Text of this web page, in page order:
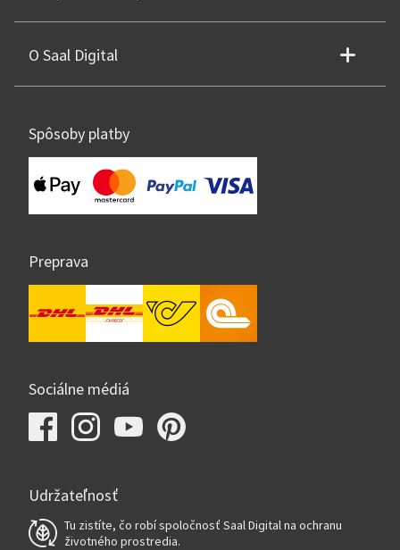
O Saal Digital
Spôsoby platby
Preprava
Sociálne médiá
Udržateľnosť
Tu zistíte, čo robí spoločnosť Saal Digital na ochranu
životného prostredia.